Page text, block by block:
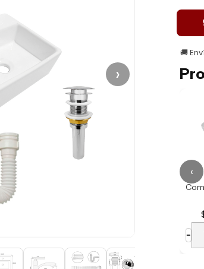
›
🚚
−
‹